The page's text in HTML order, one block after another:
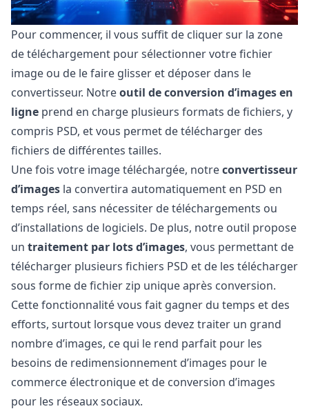
Pour commencer, il vous suffit de cliquer sur la zone
de téléchargement pour sélectionner votre fichier
image ou de le faire glisser et déposer dans le
convertisseur. Notreoutil de conversion d’images en
ligne prend en charge plusieurs formats de fichiers, y
compris PSD, et vous permet de télécharger des
fichiers de différentes tailles.
Une fois votre image téléchargée, notreconvertisseur
d’images la convertira automatiquement en PSD en
temps réel, sans nécessiter de téléchargements ou
d’installations de logiciels. De plus, notre outil propose
un traitement par lots d’images, vous permettant de
télécharger plusieurs fichiers PSD et de les télécharger
sous forme de fichier zip unique après conversion.
Cette fonctionnalité vous fait gagner du temps et des
efforts, surtout lorsque vous devez traiter un grand
nombre d’images, ce qui le rend parfait pour les
besoins de redimensionnement d’images pour le
commerce électronique et de conversion d’images
pour les réseaux sociaux.